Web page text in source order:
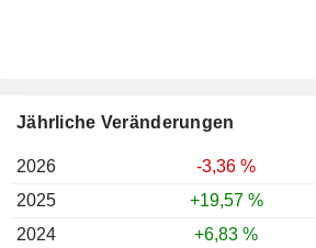
Jährliche Veränderungen
2026
-3,36 %
2025
+19,57 %
2024
+6,83 %